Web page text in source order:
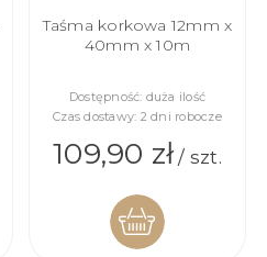
Taśma korkowa 12mm x
40mm x 10m
Dostępność: duża ilość
Czas dostawy: 2 dni robocze
109,90 zł/ szt.